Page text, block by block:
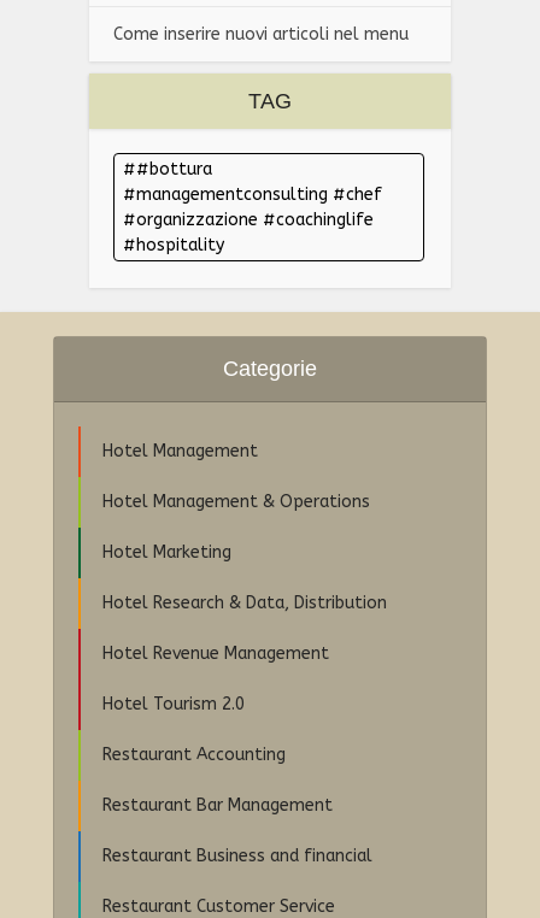
Come inserire nuovi articoli nel menu
TAG
#bottura
#managementconsulting #chef
#organizzazione #coachinglife
#hospitality
Categorie
Hotel Management
Hotel Management & Operations
Hotel Marketing
Hotel Research & Data, Distribution
Hotel Revenue Management
Hotel Tourism 2.0
Restaurant Accounting
Restaurant Bar Management
Restaurant Business and financial
Restaurant Customer Service